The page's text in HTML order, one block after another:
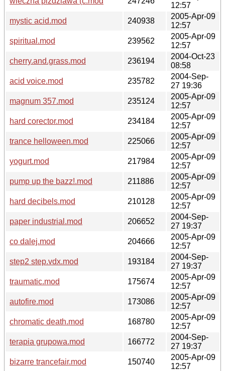
12:57
mystic acid.mod
240938
2005-Apr-09
12:57
spiritual.mod
239562
2005-Apr-09
12:57
cherry.and.grass.mod
236194
2004-Oct-23
08:58
acid voice.mod
235782
2004-Sep-
27 19:36
magnum 357.mod
235124
2005-Apr-09
12:57
hard corector.mod
234184
2005-Apr-09
12:57
trance helloween.mod
225066
2005-Apr-09
12:57
yogurt.mod
217984
2005-Apr-09
12:57
pump up the bazz!.mod
211886
2005-Apr-09
12:57
hard decibels.mod
210128
2005-Apr-09
12:57
paper industrial.mod
206652
2004-Sep-
27 19:37
co dalej.mod
204666
2005-Apr-09
12:57
step2 step.vdx.mod
193184
2004-Sep-
27 19:37
traumatic.mod
175674
2005-Apr-09
12:57
autofire.mod
173086
2005-Apr-09
12:57
chromatic death.mod
168780
2005-Apr-09
12:57
terapia grupowa.mod
166772
2004-Sep-
27 19:37
bizarre trancefair.mod
150740
2005-Apr-09
12:57